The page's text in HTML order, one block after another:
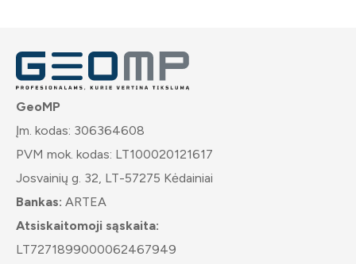
GeoMP
Įm. kodas: 306364608
PVM mok. kodas: LT100020121617
Josvainių g. 32, LT-57275 Kėdainiai
Bankas: ARTEA
Atsiskaitomoji sąskaita:
LT7271899000062467949